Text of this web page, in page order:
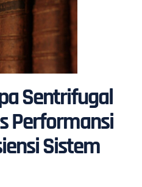
Sentrifugal
Performansi
Sistem